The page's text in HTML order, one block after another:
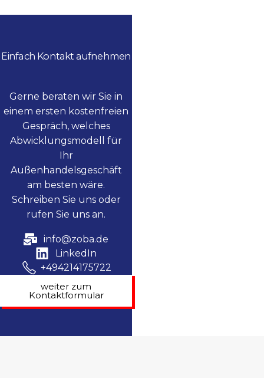
Einfach Kontakt aufnehmen
Gerne beraten wir Sie in
einem ersten kostenfreien
Gespräch, welches
Abwicklungsmodell für
Ihr
Außenhandelsgeschäft
am besten wäre.
Schreiben Sie uns oder
rufen Sie uns an.
info@zoba.de
LinkedIn
+494214175722
weiter zum
Kontaktformular